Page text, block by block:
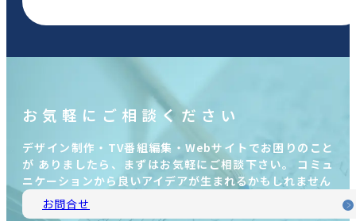
お気軽にご相談ください
デザイン制作・TV番組編集・Webサイトでお困りのこと
が ありましたら、まずはお気軽にご相談下さい。 コミュ
ニケーションから良いアイデアが生まれるかもしれません
お問合せ